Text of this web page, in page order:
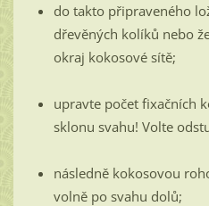
do takto připraveného
dřevěných kolíků nebo
okraj kokosové sítě;
upravte počet fixačních
sklonu svahu! Volte
následně kokosovou
volně po svahu dolů;